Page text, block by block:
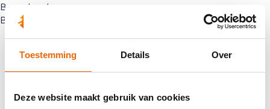
Toestemming Details Over
Deze website maakt gebruik van cookies
Bornerbroek
Bornerbroek